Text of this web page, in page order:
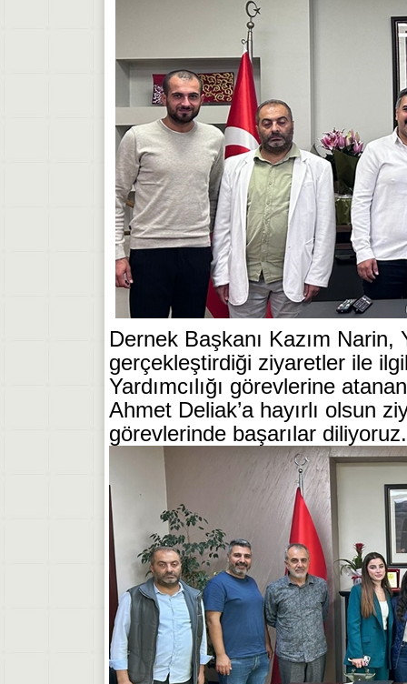
Dernek Başkanı Kazım
gerçekleştirdiği ziyaretler ile
Yardımcılığı görevlerine
Ahmet Deliak’a hayırlı olsun
görevlerinde başarılar